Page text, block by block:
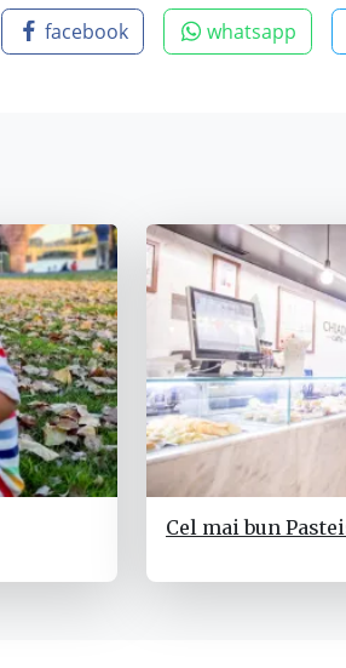
facebook whatsapp
Cel mai bun